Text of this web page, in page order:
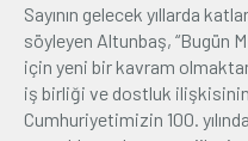
Sayının gelecek yıllarda
söyleyen Altunbaş, “Bugün
için yeni bir kavram
iş birliği ve dostluk
Cumhuriyetimizin 100.